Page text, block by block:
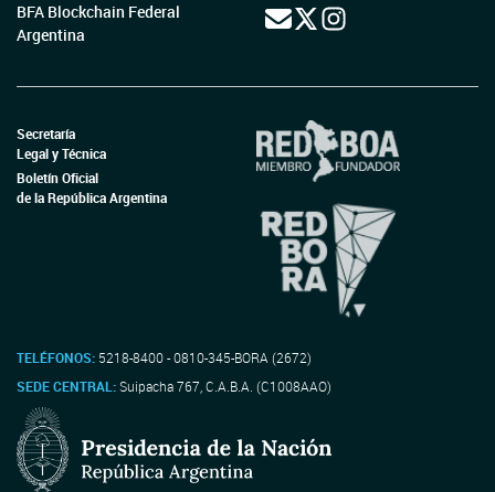
BFA Blockchain Federal
Argentina
Secretaría
Legal y Técnica
Boletín Oficial
de la República Argentina
TELÉFONOS: 5218-8400 - 0810-345-BORA (2672)
SEDE CENTRAL:Suipacha 767, C.A.B.A. (C1008AAO)